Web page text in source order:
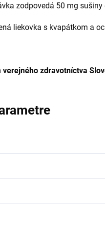
zodpovedá 50 mg sušiny
liekovka s kvapátkom a
verejného zdravotníctva